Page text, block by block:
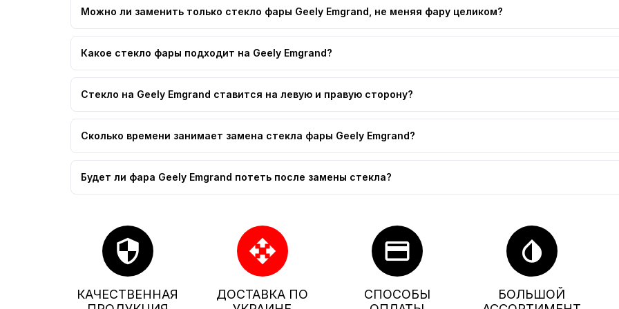
Можно ли заменить только стекло фары Geely Emgrand, не меняя фару целиком?
Какое стекло фары подходит на Geely Emgrand?
Стекло на Geely Emgrand ставится на левую и правую сторону?
Сколько времени занимает замена стекла фары Geely Emgrand?
Будет ли фара Geely Emgrand потеть после замены стекла?
security
КАЧЕСТВЕННАЯ
open_with
ДОСТАВКА ПО
credit_card
СПОСОБЫ
invert_colors
БОЛЬШОЙ